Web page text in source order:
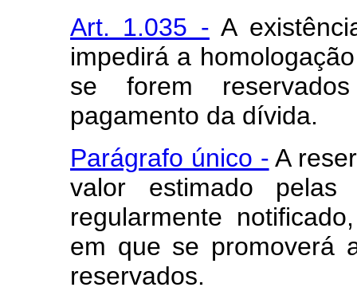
Art. 1.035 - A
impedirá a
se forem
pagamento da dívida.
Parágrafo único - A
valor estimado
regularmente
em que se promoverá
reservados.